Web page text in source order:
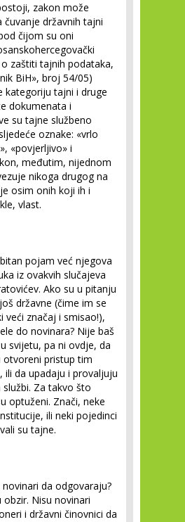
zakon može
čuvanje državnih tajni
čijom su oni
zaštiti tajnih podataka,
BiH», broj 54/05)
kategoriju tajni i druge
dokumenata i
su tajne službeno
oznake: «vrlo
«povjerljivo» i
međutim, nijednom
nikoga drugog na
osim onih koji ih i
vlast.
pojam već njegova
iz ovakvih slučajeva
Ako su u pitanju
državne (čime im se
veći značaj i smisao!),
do novinara? Nije baš
svijetu, pa ni ovdje, da
otvoreni pristup tim
ili da upadaju i provaljuju
Za takvo što
optuženi. Znači, neke
ili neki pojedinci
su tajne.
da odgovaraju?
obzir. Nisu novinari
i državni činovnici da